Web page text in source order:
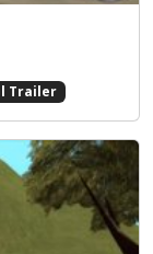
Trailer